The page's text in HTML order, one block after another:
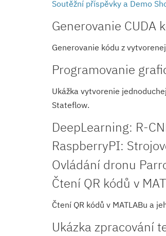
Soutěžní příspěvky a Demo
Generovanie CUDA
Generovanie kódu z
Programovanie
Ukážka vytvorenie
Stateflow.
DeepLearning: R-
RaspberryPI:
Ovládání dronu
Čtení QR kódů v
Čtení QR kódů v MATLABu a
Ukázka zpracování